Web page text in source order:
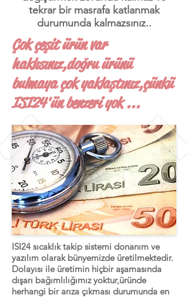
tekrar bir masrafa katlanmak
durumunda kalmazsınız..
Çok çeşit ürün var
haklısınız,doğru ürünü
bulmaya çok yaklaştınız,çünkü
ISI24'ün benzeri yok ...
ISI24 sıcaklık takip sistemi donanım ve
yazılım olarak bünyemizde üretilmektedir.
Dolayısı ile üretimin hiçbir aşamasında
dışarı bağımlılığımız yoktur,üründe
herhangi bir arıza çıkması durumunda en